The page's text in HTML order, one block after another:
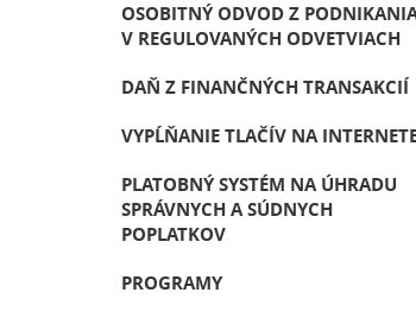
OSOBITNÝ ODVOD Z
V REGULOVANÝCH ODVETVIACH
DAŇ Z FINANČNÝCH TRANSAKCIÍ
VYPĹŇANIE TLAČÍV NA
PLATOBNÝ SYSTÉM NA ÚHRADU
SPRÁVNYCH A SÚDNYCH
POPLATKOV
PROGRAMY